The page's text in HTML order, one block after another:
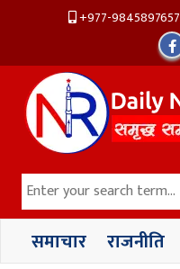
+977-9845897657
समाचार राजनीति